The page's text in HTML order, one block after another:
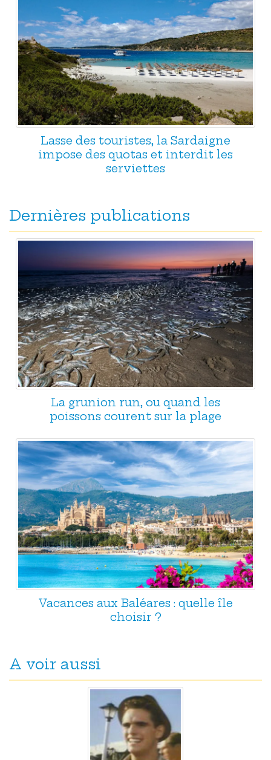
Lasse des touristes, la Sardaigne
impose des quotas et interdit les
serviettes
Dernières publications
La grunion run, ou quand les
poissons courent sur la plage
Vacances aux Baléares : quelle île
choisir ?
A voir aussi